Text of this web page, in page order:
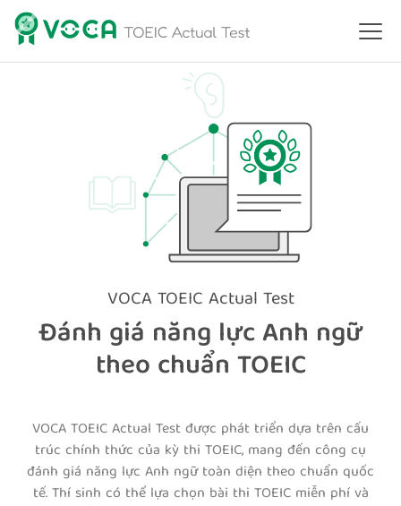
VOCA TOEIC Actual Test
Đánh giá năng lực Anh ngữ
theo chuẩn TOEIC
VOCA TOEIC Actual Test được phát triển dựa trên cấu
trúc chính thức của kỳ thi TOEIC, mang đến công cụ
đánh giá năng lực Anh ngữ toàn diện theo chuẩn quốc
tế. Thí sinh có thể lựa chọn bài thi TOEIC miễn phí và